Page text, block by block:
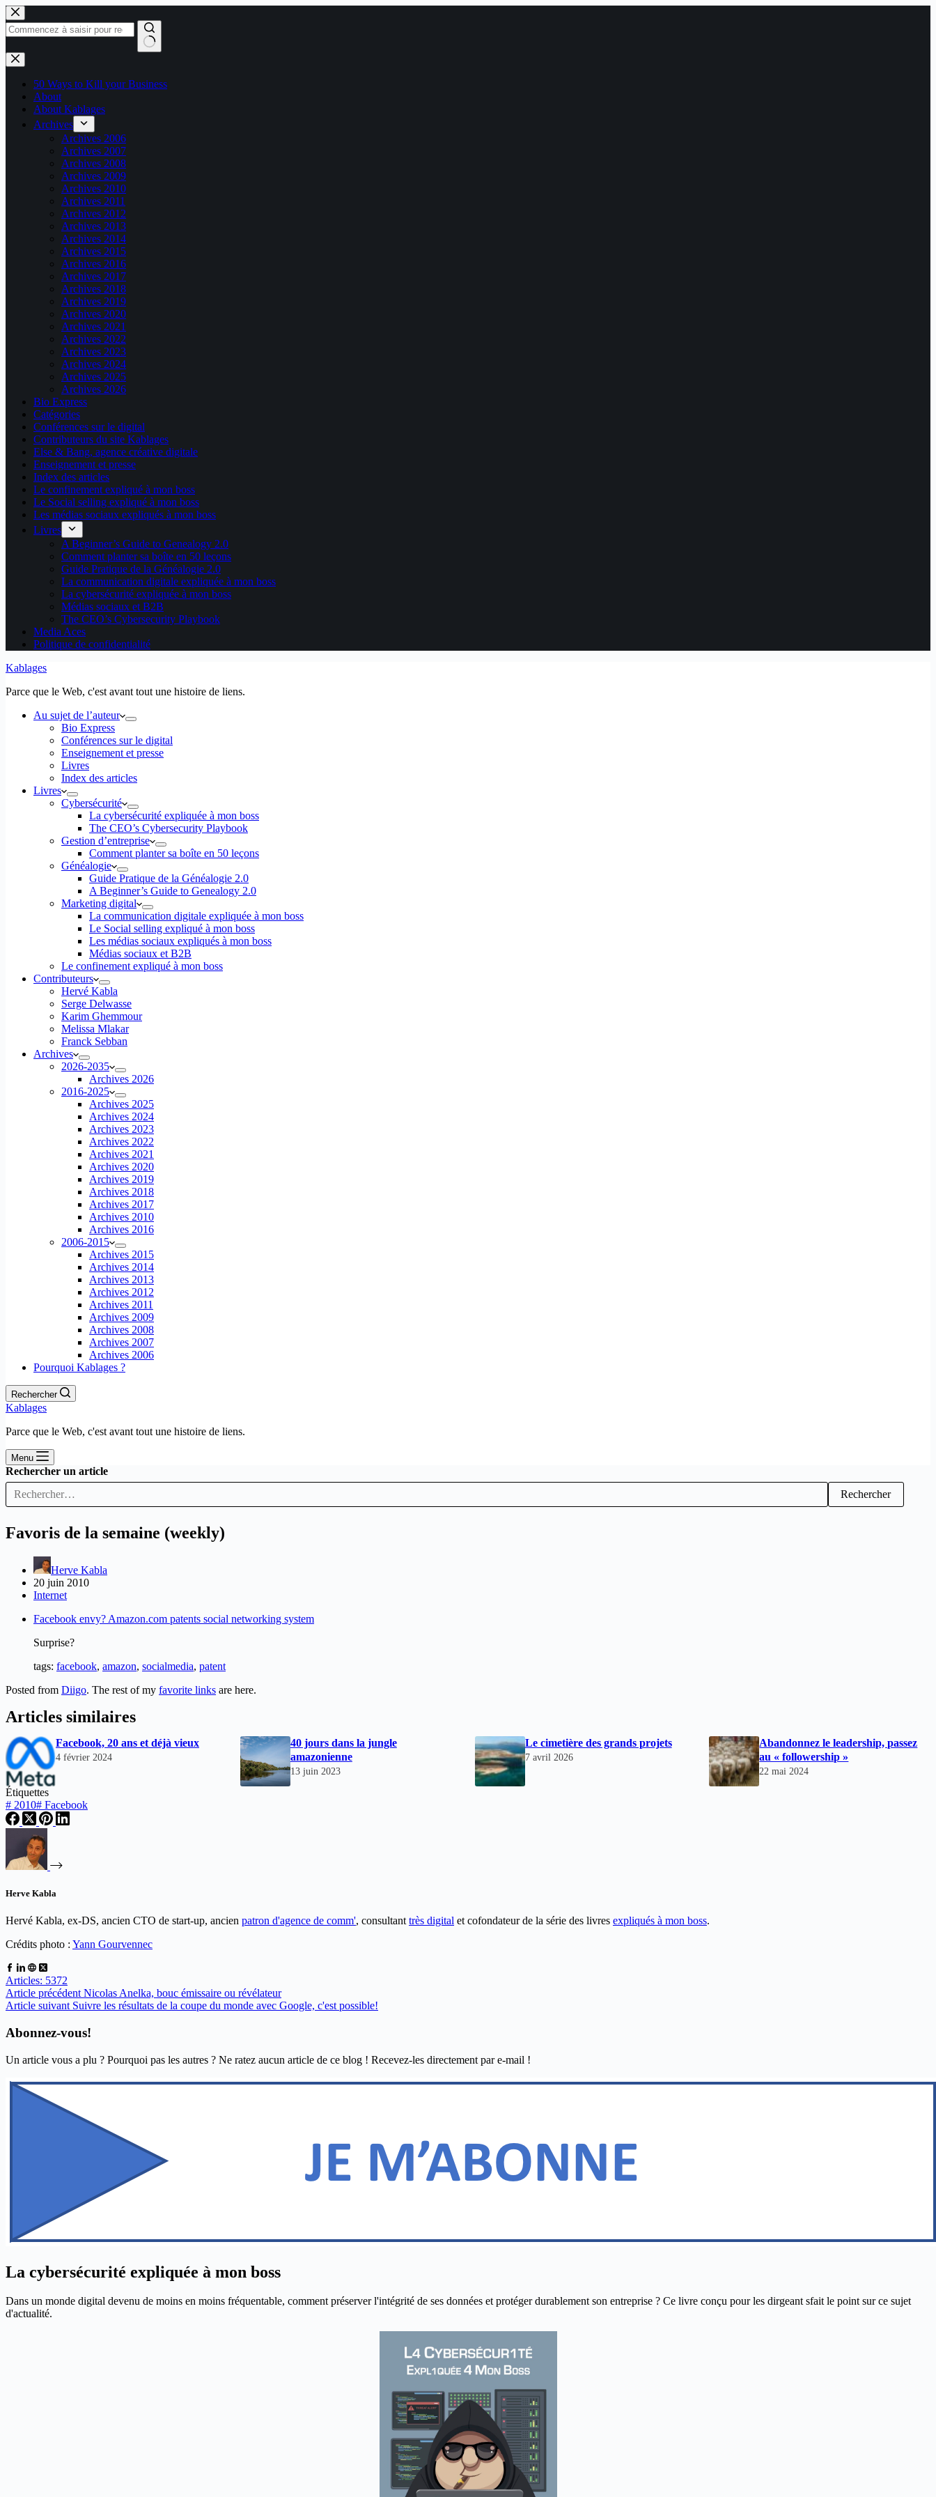
Passer
au
contenu
Aucun
résultat
50 Ways to Kill your Business
About
About Kablages
Archives
Archives 2006
Archives 2007
Archives 2008
Archives 2009
Archives 2010
Archives 2011
Archives 2012
Archives 2013
Archives 2014
Archives 2015
Archives 2016
Archives 2017
Archives 2018
Archives 2019
Archives 2020
Archives 2021
Archives 2022
Archives 2023
Archives 2024
Archives 2025
Archives 2026
Bio Express
Catégories
Conférences sur le digital
Contributeurs du site Kablages
Else & Bang, agence créative digitale
Enseignement et presse
Index des articles
Le confinement expliqué à mon boss
Le Social selling expliqué à mon boss
Les médias sociaux expliqués à mon boss
Livres
A Beginner’s Guide to Genealogy 2.0
Comment planter sa boîte en 50 leçons
Guide Pratique de la Généalogie 2.0
La communication digitale expliquée à mon boss
La cybersécurité expliquée à mon boss
Médias sociaux et B2B
The CEO’s Cybersecurity Playbook
Media Aces
Politique de confidentialité
Kablages
Parce que le Web, c'est avant tout une histoire de liens.
Au sujet de l’auteur
Bio Express
Conférences sur le digital
Enseignement et presse
Livres
Index des articles
Livres
Cybersécurité
La cybersécurité expliquée à mon boss
The CEO’s Cybersecurity Playbook
Gestion d’entreprise
Comment planter sa boîte en 50 leçons
Généalogie
Guide Pratique de la Généalogie 2.0
A Beginner’s Guide to Genealogy 2.0
Marketing digital
La communication digitale expliquée à mon boss
Le Social selling expliqué à mon boss
Les médias sociaux expliqués à mon boss
Médias sociaux et B2B
Le confinement expliqué à mon boss
Contributeurs
Hervé Kabla
Serge Delwasse
Karim Ghemmour
Melissa Mlakar
Franck Sebban
Archives
2026-2035
Archives 2026
2016-2025
Archives 2025
Archives 2024
Archives 2023
Archives 2022
Archives 2021
Archives 2020
Archives 2019
Archives 2018
Archives 2017
Archives 2010
Archives 2016
2006-2015
Archives 2015
Archives 2014
Archives 2013
Archives 2012
Archives 2011
Archives 2009
Archives 2008
Archives 2007
Archives 2006
Pourquoi Kablages ?
Rechercher
Kablages
Parce que le Web, c'est avant tout une histoire de liens.
Menu
Rechercher un article
Rechercher
Favoris de la semaine (weekly)
Herve Kabla
20 juin 2010
Internet
Facebook envy? Amazon.com patents social networking system
Surprise?
tags: facebook, amazon, socialmedia, patent
Posted from Diigo. The rest of my favorite links are here.
Articles similaires
Facebook, 20 ans et déjà vieux
4 février 2024
40 jours dans la jungle
amazonienne
13 juin 2023
Le cimetière des grands projets
7 avril 2026
Abandonnez le leadership, passez
au « followership »
22 mai 2024
Étiquettes
# 2010# Facebook
Herve Kabla
Hervé Kabla, ex-DS, ancien CTO de start-up, ancien patron d'agence de comm', consultant très digital et cofondateur de la série des livres expliqués à mon boss.
Crédits photo : Yann Gourvennec
Articles: 5372
Article précédent Nicolas Anelka, bouc émissaire ou révélateur
Article suivant Suivre les résultats de la coupe du monde avec Google, c'est possible!
Abonnez-vous!
Un article vous a plu ? Pourquoi pas les autres ? Ne ratez aucun article de ce blog ! Recevez-les directement par e-mail !
La cybersécurité expliquée à mon boss
Dans un monde digital devenu de moins en moins fréquentable, comment préserver l'intégrité de ses données et protéger durablement son entreprise ? Ce livre conçu pour les dirgeant sfait le point sur ce sujet
d'actualité.